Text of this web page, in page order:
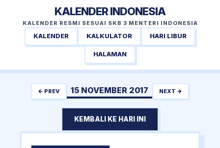
KALENDER INDONESIA
KALENDER RESMI SESUAI SKB 3 MENTERI INDONESIA
KALENDER KALKULATOR HARI LIBUR
HALAMAN
← PREV 15 NOVEMBER 2017 NEXT →
KEMBALI KE HARI INI